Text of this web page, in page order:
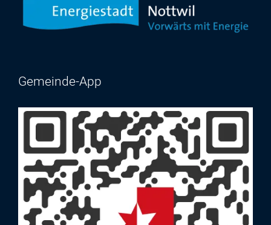
Gemeinde-App